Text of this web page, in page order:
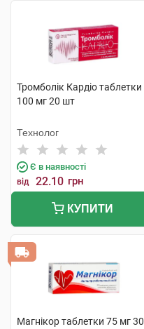
Тромболік Кардіо таблетки
100 мг 20 шт
Технолог
Є в наявності
від 22.10 грн
КУПИТИ
Магнікор таблетки 75 мг 30